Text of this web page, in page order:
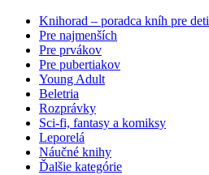
Knihorad – poradca kníh pre deti
Pre najmenších
Pre prvákov
Pre pubertiakov
Young Adult
Beletria
Rozprávky
Sci-fi, fantasy a komiksy
Leporelá
Náučné knihy
Ďalšie kategórie